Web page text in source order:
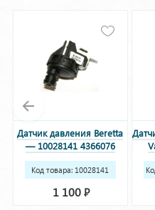
Датчик давления Beretta
— 10028141 4366076
Код товара: 10028141
1 100 Р